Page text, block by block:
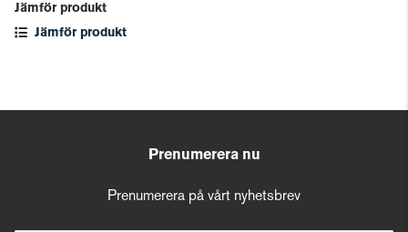
Jämför produkt
Jämför produkt
Prenumerera nu
Prenumerera på vårt nyhetsbrev